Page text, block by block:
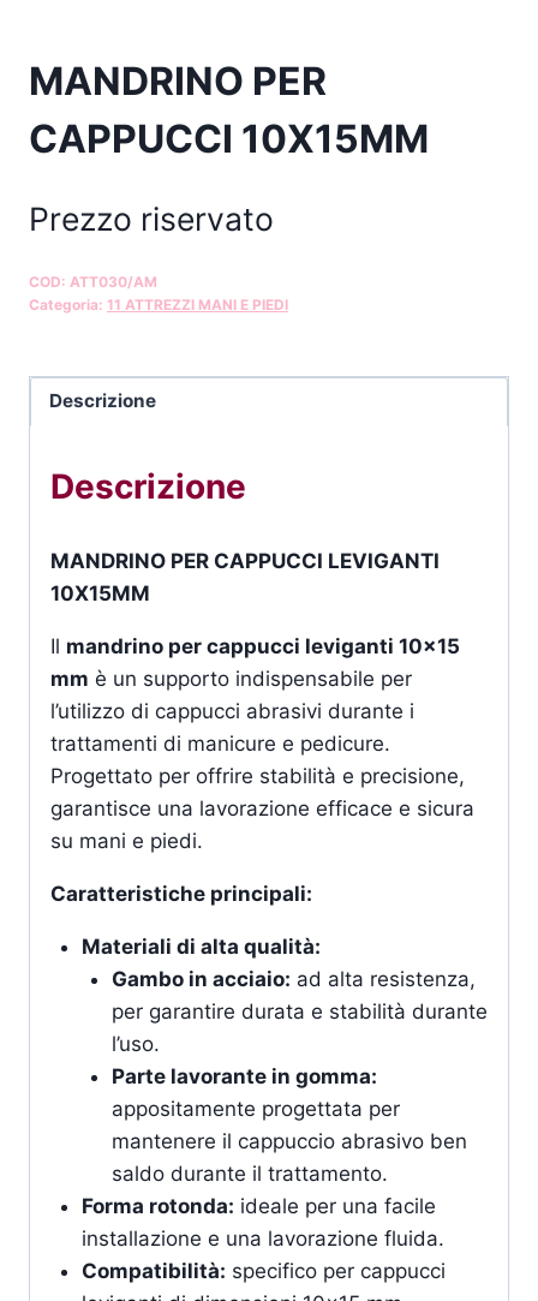
MANDRINO PER
CAPPUCCI 10X15MM
Prezzo riservato
COD: ATT030/AM
Categoria: 11 ATTREZZI MANI E PIEDI
Descrizione
Descrizione
MANDRINO PER CAPPUCCI LEVIGANTI
10X15MM
Il mandrino per cappucci leviganti 10×15
mm è un supporto indispensabile per
l’utilizzo di cappucci abrasivi durante i
trattamenti di manicure e pedicure.
Progettato per offrire stabilità e precisione,
garantisce una lavorazione efficace e sicura
su mani e piedi.
Caratteristiche principali:
Materiali di alta qualità:
Gambo in acciaio: ad alta resistenza,
per garantire durata e stabilità durante
l’uso.
Parte lavorante in gomma:
appositamente progettata per
mantenere il cappuccio abrasivo ben
saldo durante il trattamento.
Forma rotonda: ideale per una facile
installazione e una lavorazione fluida.
Compatibilità: specifico per cappucci